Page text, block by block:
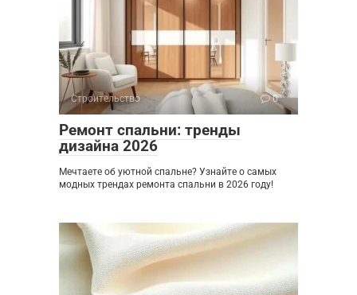
Строительство 0
Ремонт спальни: тренды
дизайна 2026
Мечтаете об уютной спальне? Узнайте о самых
модных трендах ремонта спальни в 2026 году!